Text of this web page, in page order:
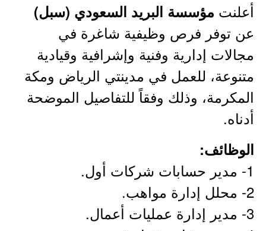
أعلنت مؤسسة البريد السعودي (سبل)
عن توفر فرص وظيفية شاغرة في
مجالات إدارية وفنية وإشرافية وقيادية
متنوعة، للعمل في مدينتي الرياض ومكة
المكرمة، وذلك وفقاً للتفاصيل الموضحة
أدناه.
الوظائف:
1- مدير حسابات شركات أول.
2- محلل إدارة مواهب.
3- مدير إدارة عمليات أعمال.